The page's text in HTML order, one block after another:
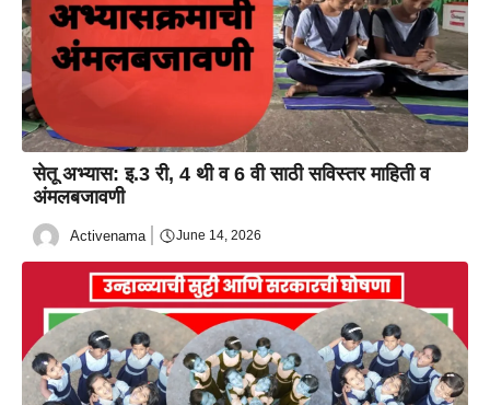
सेतू अभ्यास: इ.3 री, 4 थी व 6 वी साठी सविस्तर माहिती व
अंमलबजावणी
Activenama June 14, 2026